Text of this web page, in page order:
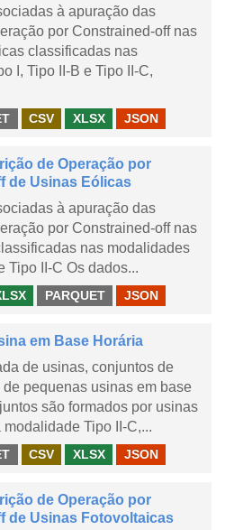
à apuração das
por Constrained-off nas
classificadas nas
I, Tipo II-B e Tipo II-C,
CSV XLSX JSON
de Operação por
de Usinas Eólicas
à apuração das
por Constrained-off nas
nas modalidades
Tipo II-C Os dados...
PARQUET JSON
em Base Horária
de usinas, conjuntos de
pequenas usinas em base
são formados por usinas
Tipo II-C,...
CSV XLSX JSON
de Operação por
de Usinas Fotovoltaicas